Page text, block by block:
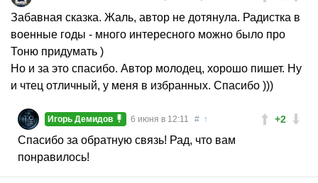
Забавная сказка. Жаль, автор не дотянула. Радистка в
военные годы - много интересного можно было про
Тоню придумать )
Но и за это спасибо. Автор молодец, хорошо пишет. Ну
и чтец отличный, у меня в избранных. Спасибо )))
+2
Игорь Демидов 6 июня в 12:11 # ↑
Спасибо за обратную связь! Рад, что вам
понравилось!